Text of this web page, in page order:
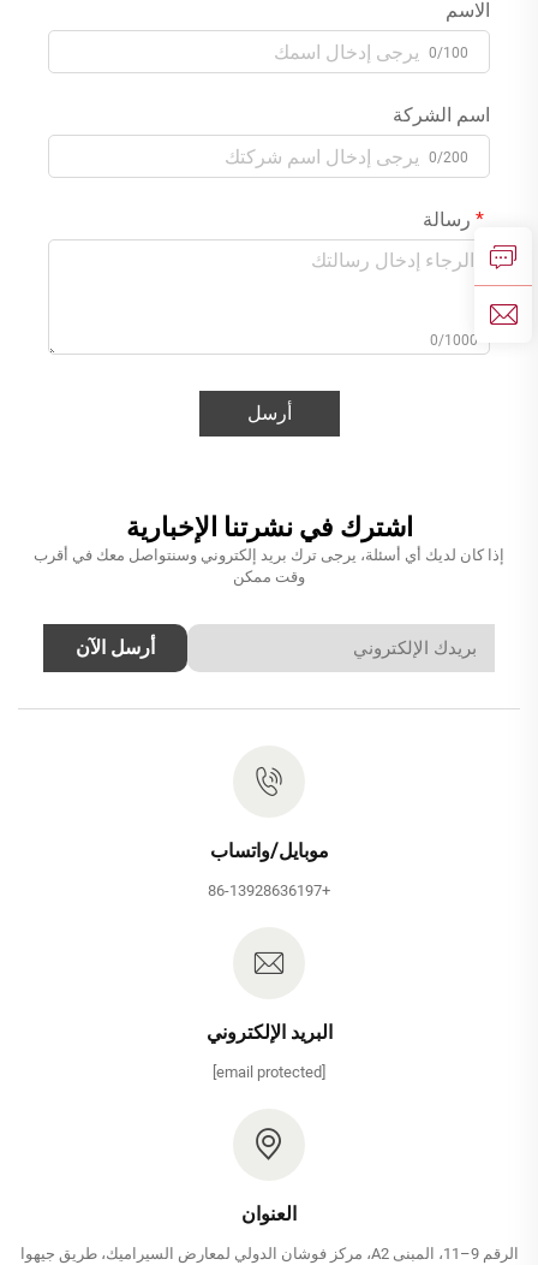
الاسم
0/100
اسم الشركة
0/200
رسالة
0/1000
أرسل
اشترك في نشرتنا الإخبارية
إذا كان لديك أي أسئلة، يرجى ترك بريد إلكتروني وسنتواصل معك في أقرب
وقت ممكن
أرسل الآن
موبايل/واتساب
+86-13928636197
البريد الإلكتروني
العنوان
الرقم 9–11، المبنى A2، مركز فوشان الدولي لمعارض السيراميك، طريق جيهوا